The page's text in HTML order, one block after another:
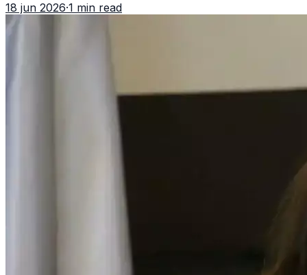
18 jun 2026·1 min read